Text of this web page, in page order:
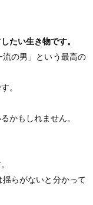
たい生き物です。
の男」という最高の
。
かもしれません。
らがないと分かって